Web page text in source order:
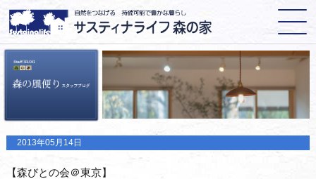
2013年05月14日
【森びとの会＠東京】